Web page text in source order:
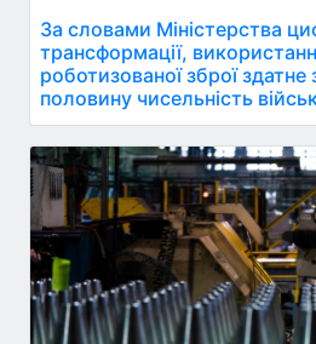
За словами Міністерства
трансформації,
роботизованої зброї
половину чисельність